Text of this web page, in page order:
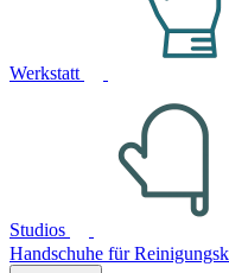
Werkstatt
Studios
Handschuhe für